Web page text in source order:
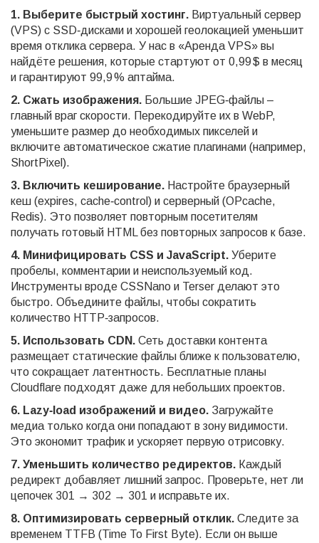
1. Выберите быстрый хостинг. Виртуальный сервер
(VPS) с SSD‑дисками и хорошей геолокацией уменьшит
время отклика сервера. У нас в «Аренда VPS» вы
найдёте решения, которые стартуют от 0,99 $ в месяц
и гарантируют 99,9 % аптайма.
2. Сжать изображения. Большие JPEG‑файлы –
главный враг скорости. Перекодируйте их в WebP,
уменьшите размер до необходимых пикселей и
включите автоматическое сжатие плагинами (например,
ShortPixel).
3. Включить кеширование. Настройте браузерный
кеш (expires, cache‑control) и серверный (OPcache,
Redis). Это позволяет повторным посетителям
получать готовый HTML без повторных запросов к базе.
4. Минифицировать CSS и JavaScript. Уберите
пробелы, комментарии и неиспользуемый код.
Инструменты вроде CSSNano и Terser делают это
быстро. Объедините файлы, чтобы сократить
количество HTTP‑запросов.
5. Использовать CDN. Сеть доставки контента
размещает статические файлы ближе к пользователю,
что сокращает латентность. Бесплатные планы
Cloudflare подходят даже для небольших проектов.
6. Lazy‑load изображений и видео. Загружайте
медиа только когда они попадают в зону видимости.
Это экономит трафик и ускоряет первую отрисовку.
7. Уменьшить количество редиректов. Каждый
редирект добавляет лишний запрос. Проверьте, нет ли
цепочек 301 → 302 → 301 и исправьте их.
8. Оптимизировать серверный отклик. Следите за
временем TTFB (Time To First Byte). Если он выше